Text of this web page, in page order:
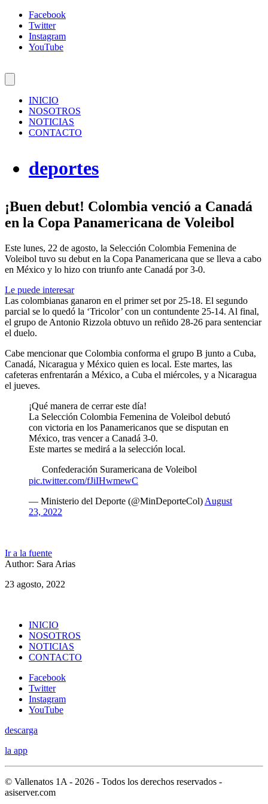
Facebook
Twitter
Instagram
YouTube
INICIO
NOSOTROS
NOTICIAS
CONTACTO
deportes
¡Buen debut! Colombia venció a Canadá
en la Copa Panamericana de Voleibol
Este lunes, 22 de agosto, la Selección Colombia Femenina de
Voleibol tuvo su debut en la Copa Panamericana que se lleva a cabo
en México y lo hizo con triunfo ante Canadá por 3-0.
Le puede interesar
Las colombianas ganaron en el primer set por 25-18. El segundo
parcial se lo quedó la ‘Tricolor’ con un contundente 25-14. Al final,
el grupo de Antonio Rizzola obtuvo un reñido 28-26 para sentenciar
el duelo.
Cabe mencionar que Colombia conforma el grupo B junto a Cuba,
Canadá, Nicaragua y México quien es local. Este martes, las
cafeteras enfrentarán a México, a Cuba el miércoles, y a Nicaragua
el jueves.
¡Qué manera de cerrar este día!
La Selección Colombia Femenina de Voleibol debutó
con victoria en los Panamericanos que se disputan en
México, tras vencer a Canadá 3-0.
Este martes se medirá a la selección local.
Confederación Suramericana de Voleibol
pic.twitter.com/fJiIHwmewC
— Ministerio del Deporte (@MinDeporteCol) August
23, 2022
Ir a la fuente
Author: Sara Arias
23 agosto, 2022
INICIO
NOSOTROS
NOTICIAS
CONTACTO
Facebook
Twitter
Instagram
YouTube
descarga
la app
© Vallenatos 1A - 2026 - Todos los derechos reservados -
asiserver.com